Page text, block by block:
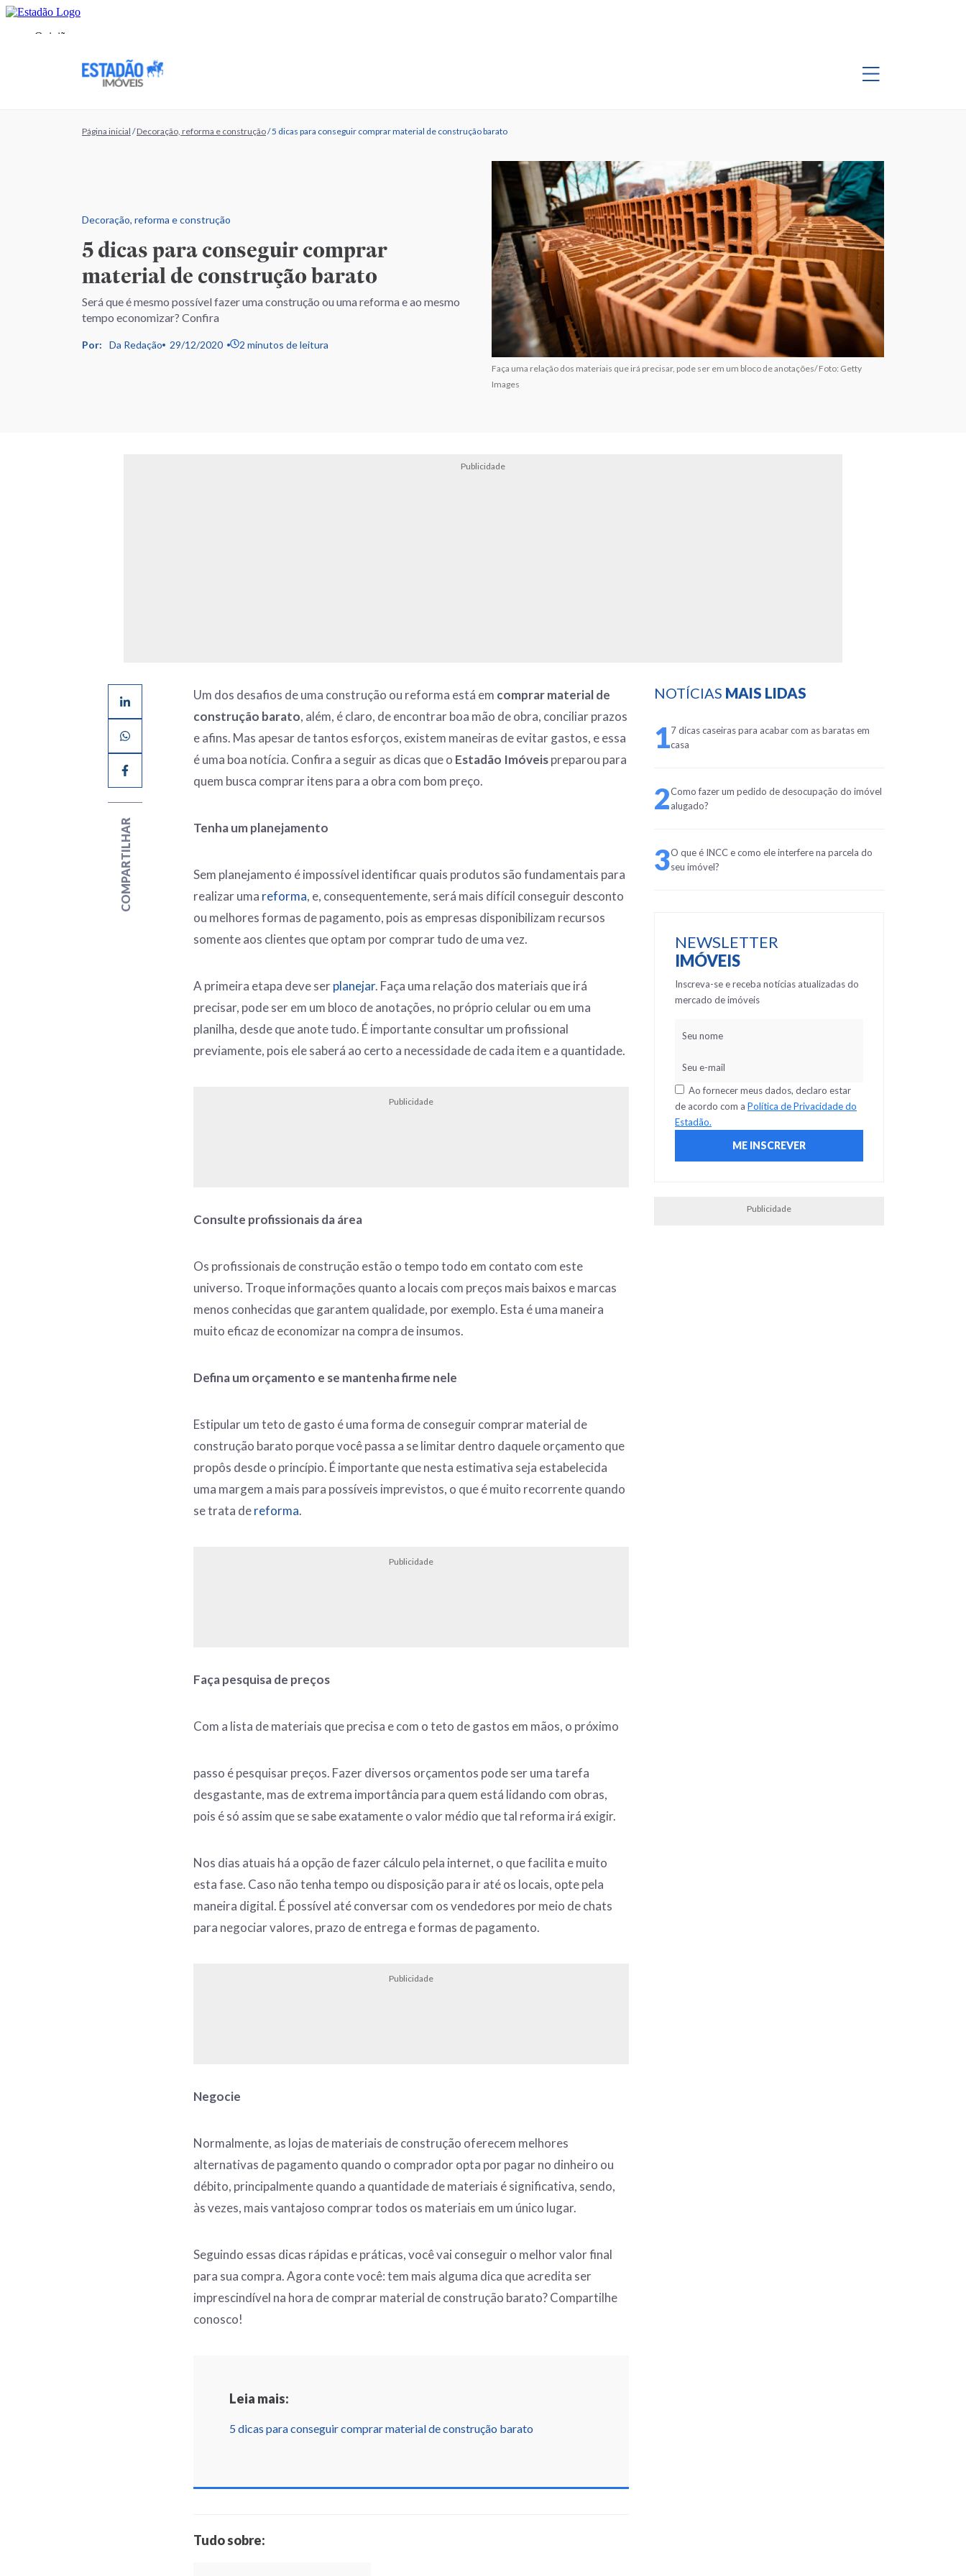
Página inicial /Decoração, reforma e construção/5 dicas para conseguir comprar material de construção barato
Decoração, reforma e construção
5 dicas para conseguir comprar
material de construção barato
Será que é mesmo possível fazer uma construção ou uma reforma e ao mesmo
tempo economizar? Confira
Por: Da Redação 29/12/2020 2 minutos de leitura
Faça uma relação dos materiais que irá precisar, pode ser em um bloco de anotações/ Foto: Getty
Images
Publicidade
COMPARTILHAR
Um dos desafios de uma construção ou reforma está em comprar material de
construção barato, além, é claro, de encontrar boa mão de obra, conciliar prazos
e afins. Mas apesar de tantos esforços, existem maneiras de evitar gastos, e essa
é uma boa notícia. Confira a seguir as dicas que o Estadão Imóveispreparou para
quem busca comprar itens para a obra com bom preço.
Tenha um planejamento
Sem planejamento é impossível identificar quais produtos são fundamentais para
realizar uma reforma, e, consequentemente, será mais difícil conseguir desconto
ou melhores formas de pagamento, pois as empresas disponibilizam recursos
somente aos clientes que optam por comprar tudo de uma vez.
A primeira etapa deve serplanejar. Faça uma relação dos materiais que irá
precisar, pode ser em um bloco de anotações, no próprio celular ou em uma
planilha, desde que anote tudo. É importante consultar um profissional
previamente, pois ele saberá ao certo a necessidade de cada item e a quantidade.
Publicidade
Consulte profissionais da área
Os profissionais de construção estão o tempo todo em contato com este
universo. Troque informações quanto a locais com preços mais baixos e marcas
menos conhecidas que garantem qualidade, por exemplo. Esta é uma maneira
muito eficaz de economizar na compra de insumos.
Defina um orçamento e se mantenha firme nele
Estipular um teto de gasto é uma forma de conseguir comprar material de
construção barato porque você passa a se limitar dentro daquele orçamento que
propôs desde o princípio. É importante que nesta estimativa seja estabelecida
uma margem a mais para possíveis imprevistos, o que é muito recorrente quando
se trata dereforma.
Publicidade
Faça pesquisade preços
Com a lista de materiais que precisa e com o teto de gastos em mãos, o próximo
passo é pesquisar preços. Fazer diversos orçamentos pode ser uma tarefa
desgastante, mas de extrema importância para quem está lidando com obras,
pois é só assim que se sabe exatamente o valor médio que tal reforma irá exigir.
Nos dias atuais há a opção de fazer cálculo pela internet, o que facilita e muito
esta fase. Caso não tenha tempo ou disposição para ir até os locais, opte pela
maneira digital. É possível até conversar com os vendedores por meio de chats
para negociar valores, prazo de entrega e formas de pagamento.
Publicidade
Negocie
Normalmente, as lojas de materiais de construção oferecem melhores
alternativas de pagamento quando o comprador opta por pagar no dinheiro ou
débito, principalmente quando a quantidade de materiais é significativa, sendo,
às vezes, mais vantajoso comprar todos os materiais em um único lugar.
Seguindo essas dicas rápidas e práticas, você vai conseguir o melhor valor final
para sua compra. Agora conte você: tem mais alguma dica que acredita ser
imprescindível na hora de comprar material de construção barato? Compartilhe
conosco!
Leia mais:
5 dicas para conseguir comprar material de construção barato
Tudo sobre:
NOTÍCIAS MAIS LIDAS
17 dicas caseiras para acabar com as baratas em
casa
2Como fazer um pedido de desocupação do imóvel
alugado?
3O que é INCC e como ele interfere na parcela do
seu imóvel?
NEWSLETTER
IMÓVEIS
Inscreva-se e receba notícias atualizadas do
mercado de imóveis
Ao fornecer meus dados, declaro estar
de acordo com a Política de Privacidade do
Estadão.
Publicidade